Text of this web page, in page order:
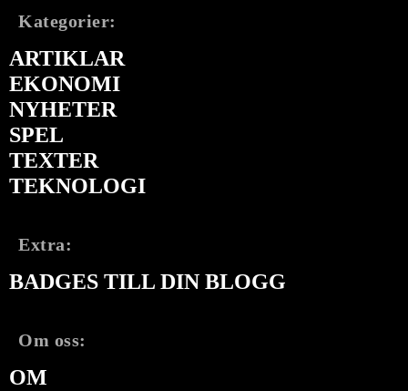
Kategorier:
ARTIKLAR
EKONOMI
NYHETER
SPEL
TEXTER
TEKNOLOGI
Extra:
BADGES TILL DIN BLOGG
Om oss:
OM